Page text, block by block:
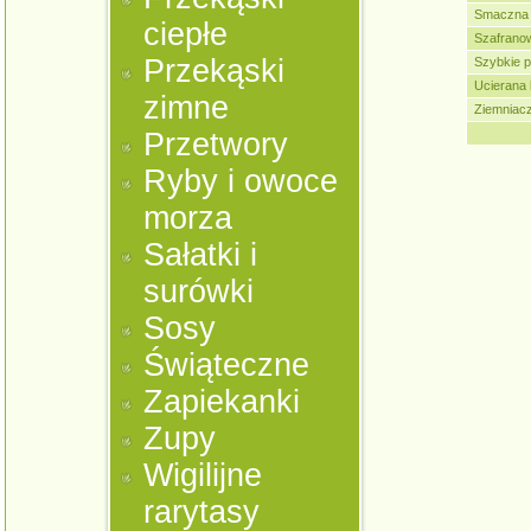
ciepłe
Przekąski
zimne
Przetwory
Ryby i owoce
morza
Sałatki i
surówki
Sosy
Świąteczne
Zapiekanki
Zupy
Wigilijne
rarytasy
Szybkie
Ucierana